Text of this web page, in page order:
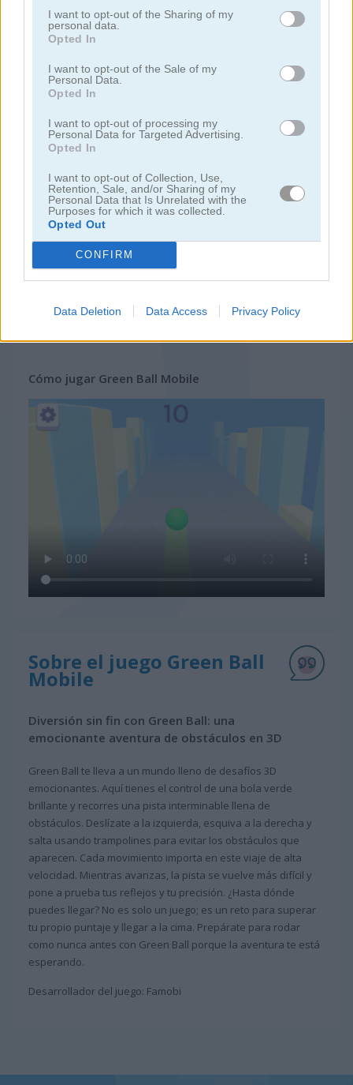
I want to opt-out of the Sharing of my
personal data.
Opted In
I want to opt-out of the Sale of my
Personal Data.
Opted In
I want to opt-out of processing my
Personal Data for Targeted Advertising.
Opted In
I want to opt-out of Collection, Use,
Retention, Sale, and/or Sharing of my
Personal Data that Is Unrelated with the
Purposes for which it was collected.
Opted Out
CONFIRM
Data Deletion Data Access Privacy Policy
juegos de música
juegos de simulación
juegos gratis juegos de habilidad green ball mobile
Video del juego
Cómo jugar Green Ball Mobile
Sobre el juego Green Ball
Mobile
Diversión sin fin con Green Ball: una
emocionante aventura de obstáculos en 3D
Green Ball te lleva a un mundo lleno de desafíos 3D
emocionantes. Aquí tienes el control de una bola verde
brillante y recorres una pista interminable llena de
obstáculos. Deslízate a la izquierda, esquiva a la derecha y
salta usando trampolines para evitar los obstáculos que
aparecen. Cada movimiento importa en este viaje de alta
velocidad. Mientras avanzas, la pista se vuelve más difícil y
pone a prueba tus reflejos y tu precisión. ¿Hasta dónde
puedes llegar? No es solo un juego; es un reto para superar
tu propio puntaje y llegar a la cima. Prepárate para rodar
como nunca antes con Green Ball porque la aventura te está
esperando.
Desarrollador del juego: Famobi